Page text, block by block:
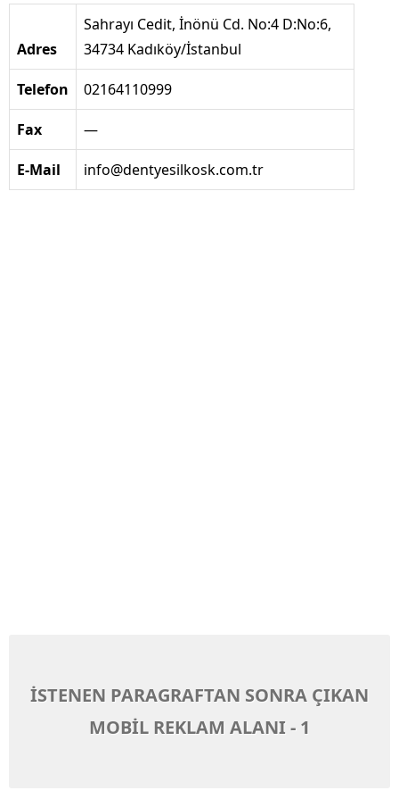
Adres
Sahrayı Cedit, İnönü Cd. No:4 D:No:6,
34734 Kadıköy/İstanbul
Telefon 02164110999
Fax —
E-Mail info@dentyesilkosk.com.tr
İSTENEN PARAGRAFTAN SONRA ÇIKAN
MOBİL REKLAM ALANI - 1